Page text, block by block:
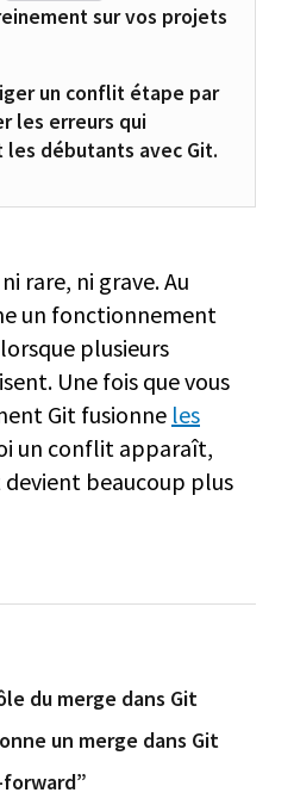
sur vos projets
un conflit étape par
les erreurs qui
débutants avec Git.
rare, ni grave. Au
un fonctionnement
plusieurs
Une fois que vous
Git fusionne les
un conflit apparaît,
beaucoup plus
du merge dans Git
un merge dans Git
forward”